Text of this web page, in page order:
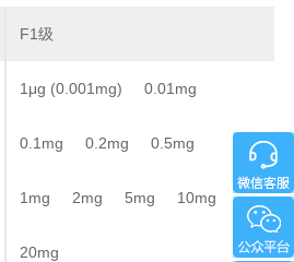
F1级
1μg (0.001mg) 0.01mg
0.1mg 0.2mg 0.5mg
1mg 2mg 5mg 10mg
20mg